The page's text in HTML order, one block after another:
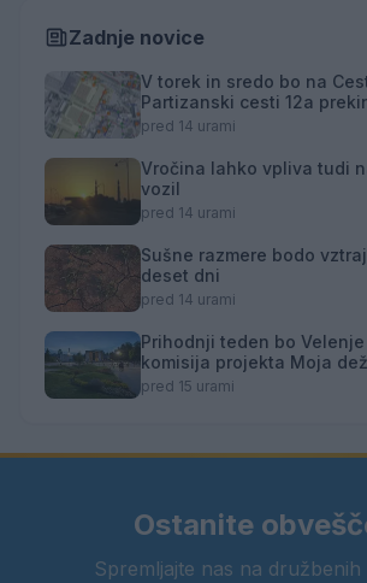
Zadnje novice
V torek in sredo bo na
Partizanski cesti 12a
toplotne energije
pred 14 urami
Vročina lahko vpliva tudi
vozil
pred 14 urami
Sušne razmere bodo
deset dni
pred 14 urami
Prihodnji teden bo
komisija projekta Moja
gostoljubnosti
pred 15 urami
Ostanite
Spremljajte nas na družbenih